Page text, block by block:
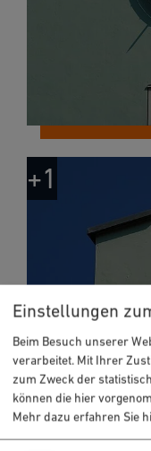
Einstellungen
Beim Besuch unserer
verarbeitet. Mit Ihrer
zum Zweck der
können die hier
Mehr dazu erfahren Sie